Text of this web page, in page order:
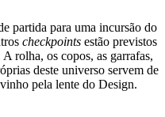
partida para uma incursão do
checkpoints estão previstos
A rolha, os copos, as garrafas,
deste universo servem de
pela lente do Design.